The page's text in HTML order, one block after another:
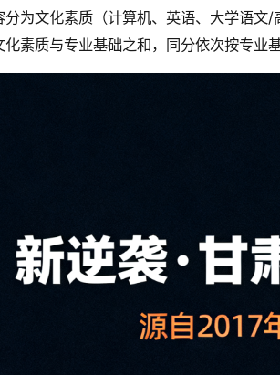
分为文化素质（计算机、英语、大学语文
化素质与专业基础之和，同分依次按专业